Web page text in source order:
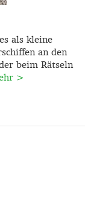
als kleine
an den
beim Rätseln
>